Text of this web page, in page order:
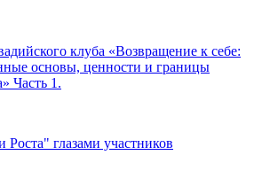
клуба «Возвращение к себе:
основы, ценности и границы
Часть 1.
Роста" глазами участников